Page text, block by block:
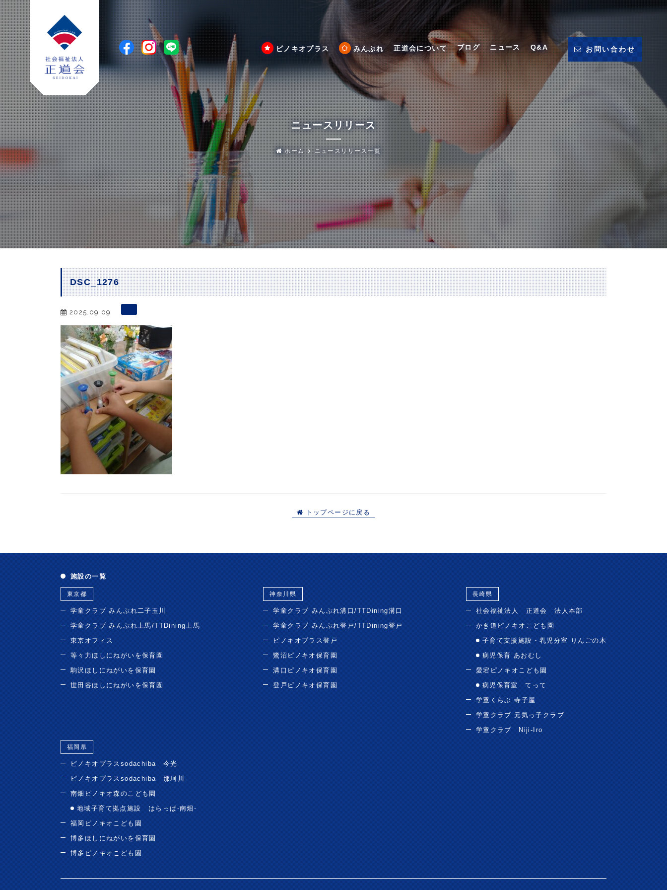
ピノキオプラス みんぷれ 正道会について ブログ ニュース Q&A お問い合わせ
ニュースリリース
ホーム ニュースリリース一覧
DSC_1276
2025.09.09
トップページに戻る
施設の一覧
東京都
学童クラブ みんぷれ二子玉川
学童クラブ みんぷれ上馬/TTDining上馬
東京オフィス
等々力ほしにねがいを保育園
駒沢ほしにねがいを保育園
世田谷ほしにねがいを保育園
神奈川県
学童クラブ みんぷれ溝口/TTDining溝口
学童クラブ みんぷれ登戸/TTDining登戸
ピノキオプラス登戸
鷺沼ピノキオ保育園
溝口ピノキオ保育園
登戸ピノキオ保育園
長崎県
社会福祉法人 正道会 法人本部
かき道ピノキオこども園
子育て支援施設・乳児分室 りんごの木
病児保育 あおむし
愛宕ピノキオこども園
病児保育室 てって
学童くらぶ 寺子屋
学童クラブ 元気っ子クラブ
学童クラブ Niji-Iro
福岡県
ピノキオプラスsodachiba 今光
ピノキオプラスsodachiba 那珂川
南畑ピノキオ森のこども園
地域子育て拠点施設 はらっぱ-南畑-
福岡ピノキオこども園
博多ほしにねがいを保育園
博多ピノキオこども園